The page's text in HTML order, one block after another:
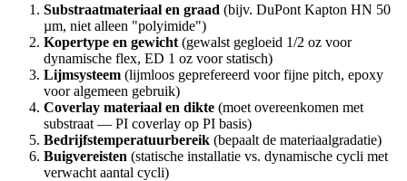
Substraatmateriaal en graad (bijv. DuPont Kapton HN 50
µm, niet alleen "polyimide")
Kopertype en gewicht (gewalst gegloeid 1/2 oz voor
dynamische flex, ED 1 oz voor statisch)
Lijmsysteem (lijmloos geprefereerd voor fijne pitch, epoxy
voor algemeen gebruik)
Coverlay materiaal en dikte (moet overeenkomen met
substraat — PI coverlay op PI basis)
Bedrijfstemperatuurbereik (bepaalt de materiaalgradatie)
Buigvereisten (statische installatie vs. dynamische cycli met
verwacht aantal cycli)